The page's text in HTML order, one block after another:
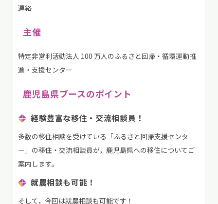
連絡
主催
特定非営利活動法人 100 万人のふるさと回帰・循環運動推
進・支援センター
鹿児島県ブースのポイント
経験豊富な移住・交流相談員！
多数の移住相談を受けている「ふるさと回帰支援センタ
ー」の移住・交流相談員が，鹿児島県への移住についてご
案内します。
就農相談も可能！
そして，今回は就農相談も可能です！